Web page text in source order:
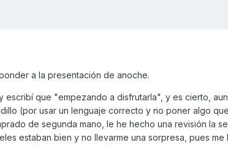
a la presentación de anoche.
escribí que "empezando a disfrutarla", y es cierto,
(por usar un lenguaje correcto y no poner algo
de segunda mano, le he hecho una revisión la
estaban bien y no llevarme una sorpresa, pues me